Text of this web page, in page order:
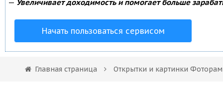
— Увеличивает доходимость и помогает больше
Начать пользоваться сервисом
Главная страница Открытки и картинки